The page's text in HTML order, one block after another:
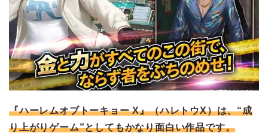
『ハーレムオブトーキョー X』（ハレトウX）は、“成
り上がりゲーム”としてもかなり面白い作品です。